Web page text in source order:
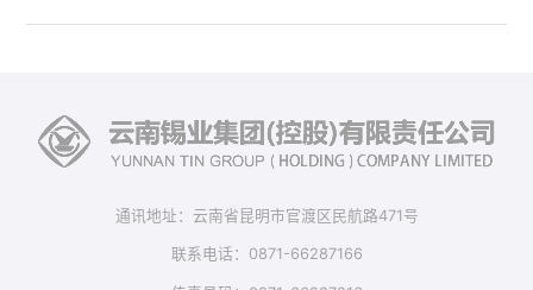
通讯地址：云南省昆明市官渡区民航路471号
联系电话：0871-66287166